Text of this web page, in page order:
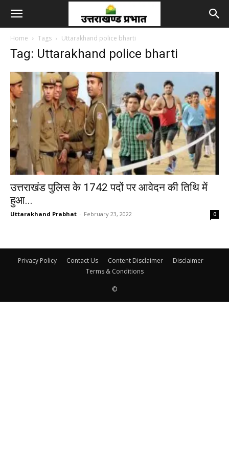
Home Tags Uttarakhand police bharti
Tag: Uttarakhand police bharti
उत्तराखंड पुलिस के 1742 पदों पर आवेदन की तिथि में
हुआ...
Uttarakhand Prabhat - February 23, 2022 0
Privacy Policy Contact Us Content Disclaimer
Disclaimer
Terms & Conditions
©